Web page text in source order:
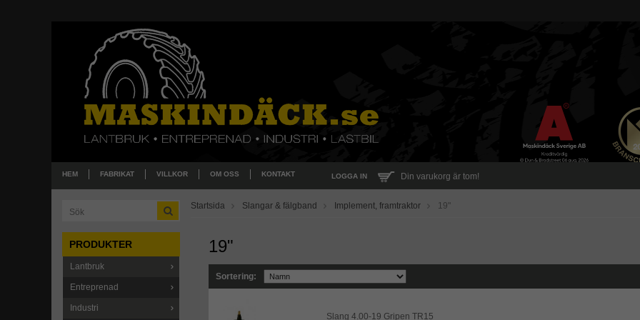
HEM FABRIKAT VILLKOR OM OSS KONTAKT LOGGA IN Din varukorg är tom!
PRODUKTER
Lantbruk
Entreprenad
Industri
Startsida Slangar & fälgband Implement, framtraktor 19"
19"
Sortering:
Slang 4.00-19 Gripen TR15